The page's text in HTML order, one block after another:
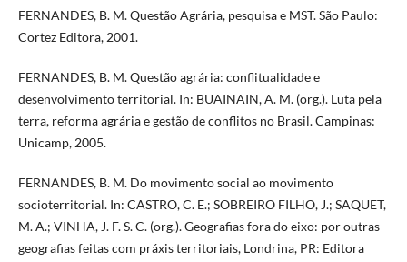
FERNANDES, B. M. Questão Agrária, pesquisa e MST. São Paulo:
Cortez Editora, 2001.
FERNANDES, B. M. Questão agrária: conflitualidade e
desenvolvimento territorial. In: BUAINAIN, A. M. (org.). Luta pela
terra, reforma agrária e gestão de conflitos no Brasil. Campinas:
Unicamp, 2005.
FERNANDES, B. M. Do movimento social ao movimento
socioterritorial. In: CASTRO, C. E.; SOBREIRO FILHO, J.; SAQUET,
M. A.; VINHA, J. F. S. C. (org.). Geografias fora do eixo: por outras
geografias feitas com práxis territoriais, Londrina, PR: Editora